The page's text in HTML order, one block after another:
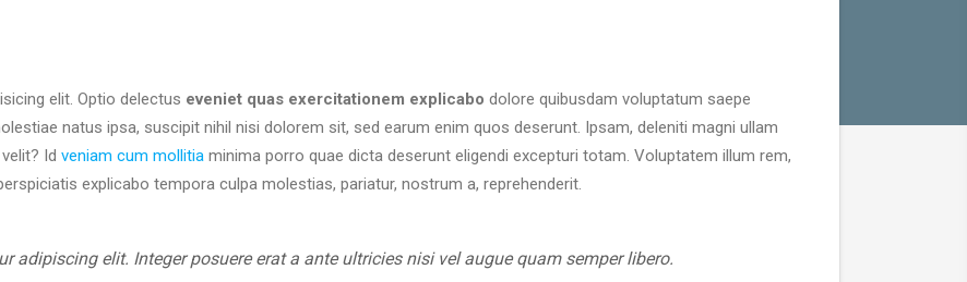
elit. Optio delectus eveniet quas exercitationem explicabo dolore quibusdam voluptatum saepe
natus ipsa, suscipit nihil nisi dolorem sit, sed earum enim quos deserunt. Ipsam, deleniti magni ullam
Id veniam cum mollitia minima porro quae dicta deserunt eligendi excepturi totam. Voluptatem illum rem,
explicabo tempora culpa molestias, pariatur, nostrum a, reprehenderit.
adipiscing elit. Integer posuere erat a ante ultricies nisi vel augue quam semper libero.